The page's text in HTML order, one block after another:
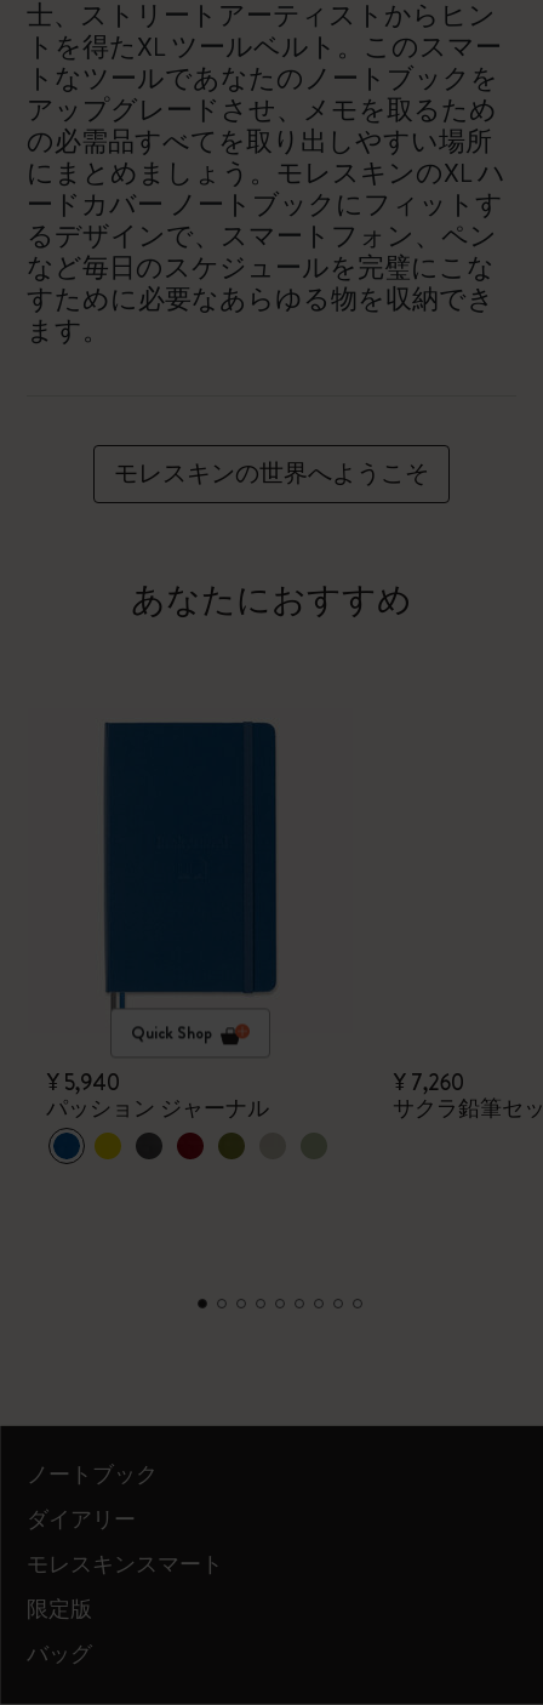
士、ストリートアーティストからヒン
トを得たXL ツールベルト。このスマー
トなツールであなたのノートブックを
アップグレードさせ、メモを取るため
の必需品すべてを取り出しやすい場所
にまとめましょう。モレスキンのXL ハ
ードカバー ノートブックにフィットす
るデザインで、スマートフォン、ペン
など毎日のスケジュールを完璧にこな
すために必要なあらゆる物を収納でき
ます。
モレスキンの世界へようこそ
あなたにおすすめ
Quick Shop
¥ 5,940
パッション ジャーナル
¥ 7,260
サクラ鉛筆セ
ノートブック
ダイアリー
モレスキンスマート
限定版
バッグ